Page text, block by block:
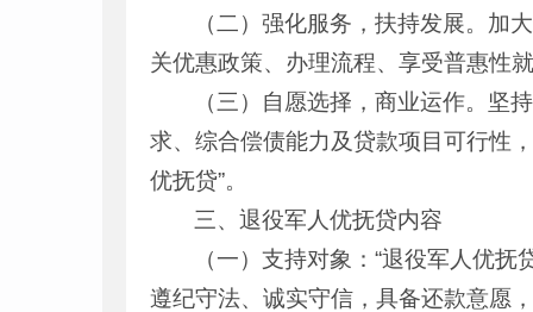
（二）强化服务，扶持发展。加
关优惠政策、办理流程、享受普惠性
（三）自愿选择，商业运作。坚
求、综合偿债能力及贷款项目可行性
优抚贷”。
三、退役军人优抚贷内容
（一）支持对象：“退役军人优
遵纪守法、诚实守信，具备还款意愿